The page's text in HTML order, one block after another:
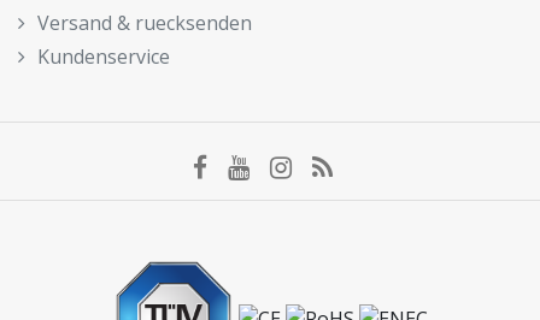
Versand & ruecksenden
Kundenservice